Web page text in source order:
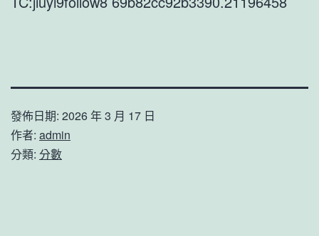
發佈日期: 2026 年 3 月 17 日
作者: admin
分類: 分數